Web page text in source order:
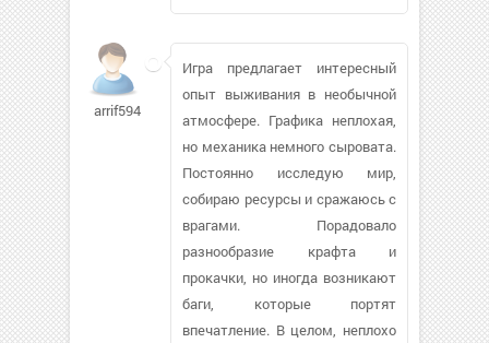
arrif594
Игра предлагает интересный
опыт выживания в необычной
атмосфере. Графика неплохая,
но механика немного сыровата.
Постоянно исследую мир,
собираю ресурсы и сражаюсь с
врагами. Порадовало
разнообразие крафта и
прокачки, но иногда возникают
баги, которые портят
впечатление. В целом, неплохо